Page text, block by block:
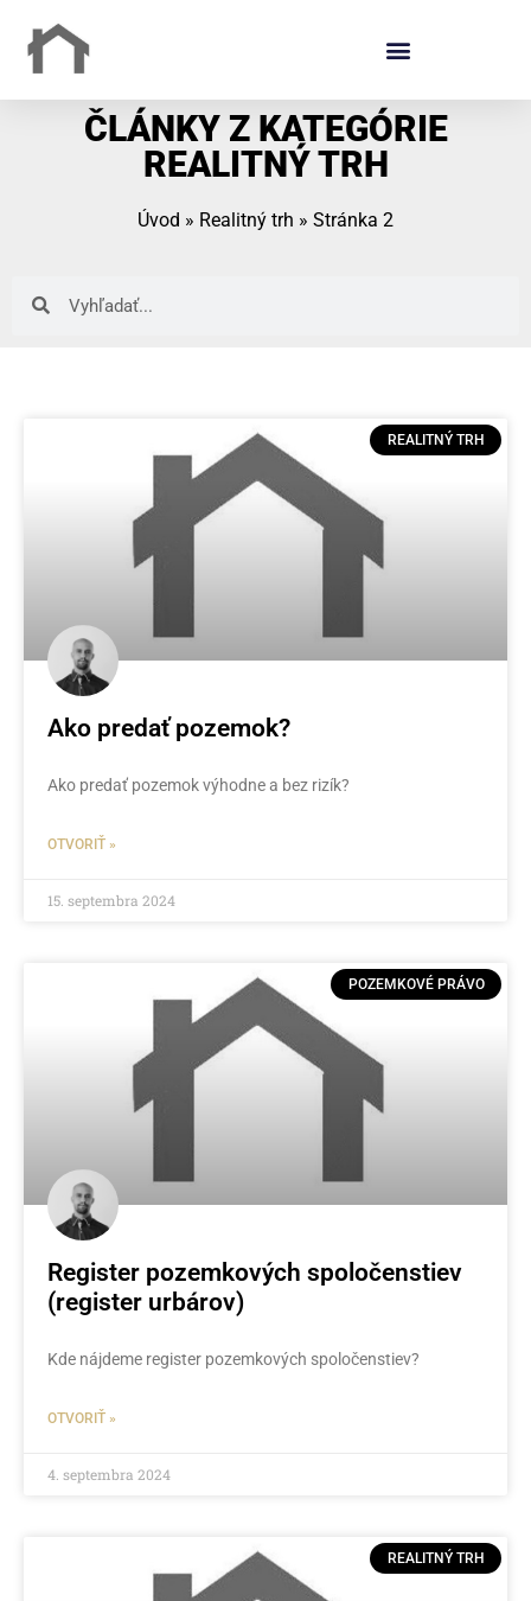
ČLÁNKY Z KATEGÓRIE
REALITNÝ TRH
Úvod » Realitný trh » Stránka 2
REALITNÝ TRH
Ako predať pozemok?
Ako predať pozemok výhodne a bez rizík?
OTVORIŤ »
15. septembra 2024
POZEMKOVÉ PRÁVO
Register pozemkových spoločenstiev
(register urbárov)
Kde nájdeme register pozemkových spoločenstiev?
OTVORIŤ »
4. septembra 2024
REALITNÝ TRH